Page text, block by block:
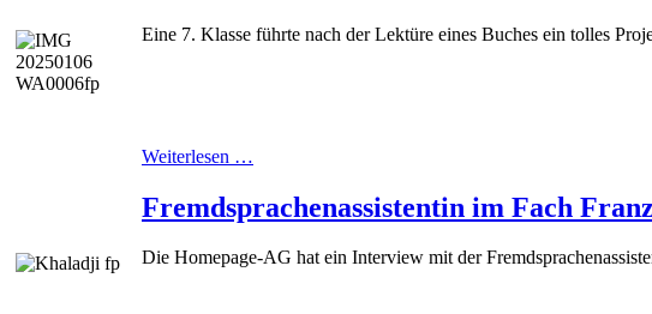
Eine 7. Klasse führte nach der Lektüre eines Buches ein tolles
Weiterlesen …
Fremdsprachenassistentin im Fach
Die Homepage-AG hat ein Interview mit der